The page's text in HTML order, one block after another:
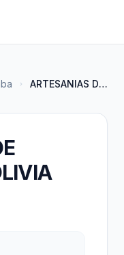
ARTESANIAS DE BORDADOS BOLIVIA